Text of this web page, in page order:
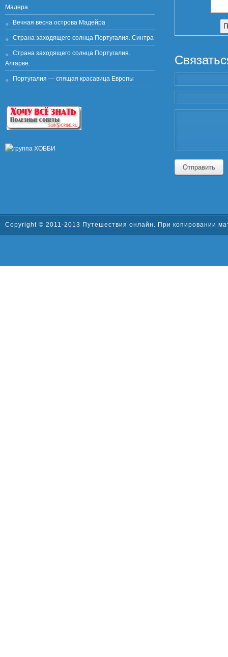
Мадера
Вечная весна острова Мадейра
Страна заходящего солнца Португалия. Синтра
Страна заходящего солнца Португалия.
Алгарве.
Португалия — спящая красавица Европы
Отправить
Copyright © 2011-2013 Путешествия онлайн . При копировании